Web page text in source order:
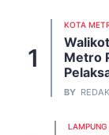
KOTA
Metro
BY
LAMPUNG